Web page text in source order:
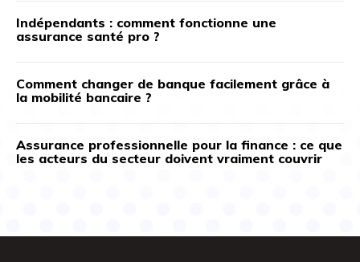
Indépendants : comment fonctionne une
assurance santé pro ?
Comment changer de banque facilement grâce à
la mobilité bancaire ?
Assurance professionnelle pour la finance : ce que
les acteurs du secteur doivent vraiment couvrir